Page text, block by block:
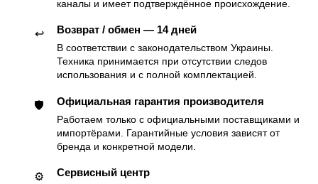
каналы и имеет подтверждённое происхождение.
↩️ Возврат / обмен — 14 дней
В соответствии с законодательством Украины.
Техника принимается при отсутствии следов
использования и с полной комплектацией.
🛡 Официальная гарантия производителя
Работаем только с официальными поставщиками и
импортёрами. Гарантийные условия зависят от
бренда и конкретной модели.
⚙️ Сервисный центр